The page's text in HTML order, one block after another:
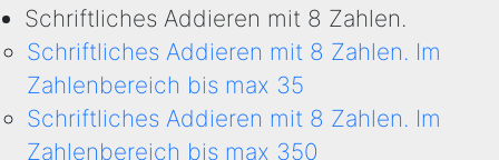
Schriftliches Addieren mit 8 Zahlen.
Schriftliches Addieren mit 8 Zahlen. Im
Zahlenbereich bis max 35
Schriftliches Addieren mit 8 Zahlen. Im
Zahlenbereich bis max 350